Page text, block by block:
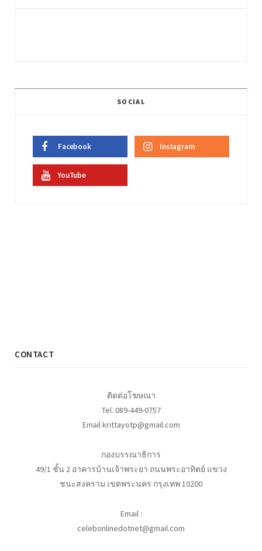
SOCIAL
Facebook Instagram
YouTube
CONTACT
ติดต่อโฆษณา
Tel. 089-449-0757
Email krittayotp@gmail.com
กองบรรณาธิการ
49/1 ชั้น 2 อาคารบ้านเจ้าพระยา ถนนพระอาทิตย์ แขวง
ชนะสงคราม เขตพระนคร กรุงเทพ 10200
Email :
celebonlinedotnet@gmail.com